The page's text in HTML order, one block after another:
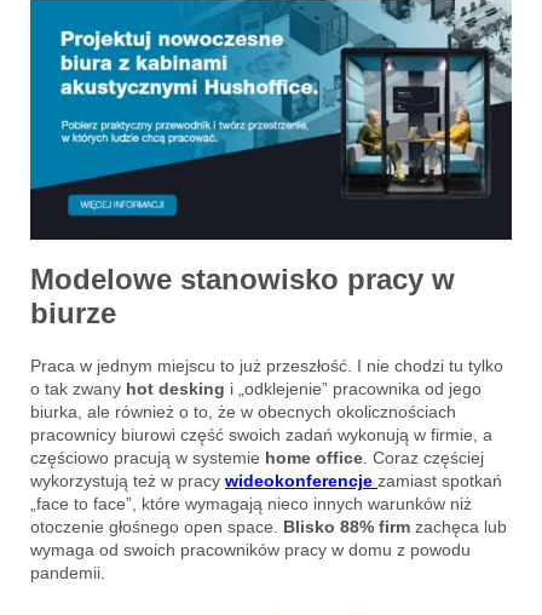
Modelowe stanowisko pracy w
biurze
Praca w jednym miejscu to już przeszłość. I nie chodzi tu tylko
o tak zwany hot desking i „odklejenie” pracownika od jego
biurka, ale również o to, że w obecnych okolicznościach
pracownicy biurowi część swoich zadań wykonują w firmie, a
częściowo pracują w systemie home office. Coraz częściej
wykorzystują też w pracy wideokonferencje zamiast spotkań
„face to face”, które wymagają nieco innych warunków niż
otoczenie głośnego open space. Blisko 88% firm zachęca lub
wymaga od swoich pracowników pracy w domu z powodu
pandemii.